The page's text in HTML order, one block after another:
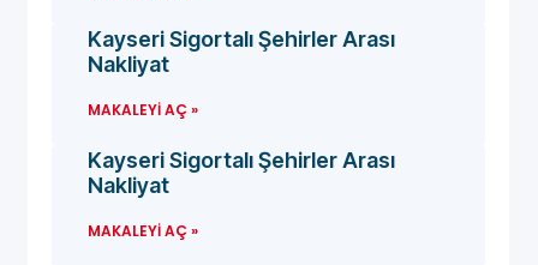
Kayseri Sigortalı Şehirler Arası
Nakliyat
MAKALEYI AÇ »
Kayseri Sigortalı Şehirler Arası
Nakliyat
MAKALEYI AÇ »